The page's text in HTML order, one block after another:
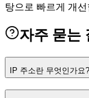
탕으로 빠르게 개
자주 묻는
IP 주소란 무엇인가요?